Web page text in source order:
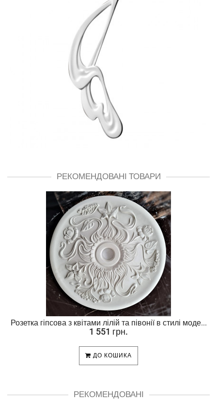
РЕКОМЕНДОВАНІ ТОВАРИ
Розетка гіпсова з квітами лілій та півонії в стилі моде...
1 551 грн.
ДО КОШИКА
РЕКОМЕНДОВАНІ